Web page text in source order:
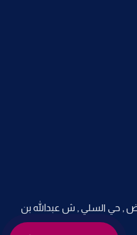
, حي السلي , ش عبدالله بن